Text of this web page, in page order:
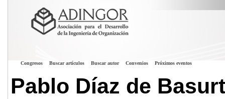
Congresos Buscar artículos Buscar autor Convenios Próximos eventos
Pablo Díaz de